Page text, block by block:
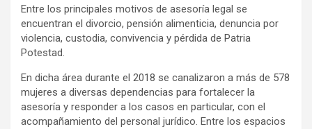
Entre los principales motivos de asesoría legal se
encuentran el divorcio, pensión alimenticia, denuncia por
violencia, custodia, convivencia y pérdida de Patria
Potestad.
En dicha área durante el 2018 se canalizaron a más de 578
mujeres a diversas dependencias para fortalecer la
asesoría y responder a los casos en particular, con el
acompañamiento del personal jurídico. Entre los espacios